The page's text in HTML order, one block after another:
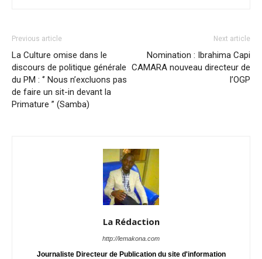
Previous article
La Culture omise dans le
discours de politique générale
du PM : ‘’ Nous n’excluons pas
de faire un sit-in devant la
Primature ’’ (Samba)
Next article
Nomination : Ibrahima Capi
CAMARA nouveau directeur de
l’OGP
La Rédaction
http://lemakona.com
Journaliste Directeur de Publication du site d'information